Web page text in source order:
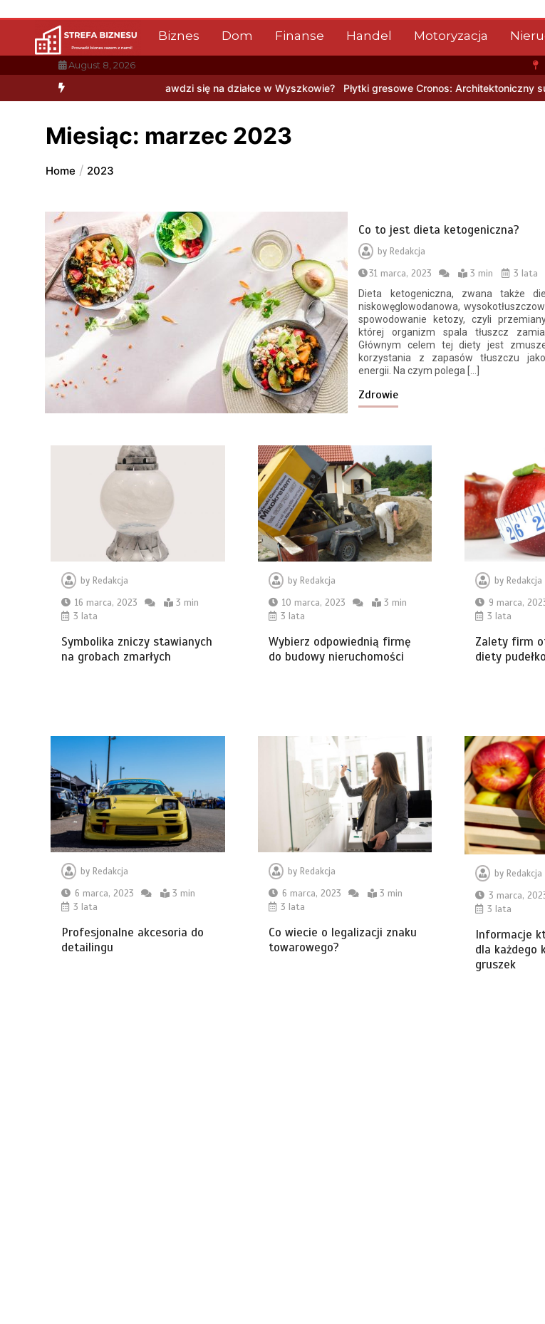
content
Biznes Dom Finanse Handel Motoryzacja
August 8, 2026
Co lepiej sprawdzi się na działce w Wyszkowie? Płytki gresowe Cronos: Architektoniczny surowiec, kamienny
Miesiąc: marzec 2023
Home 2023
Co to jest dieta ketogeniczna?
by Redakcja
31 marca, 2023
3 min
3 lata
Dieta ketogeniczna, zwana także
niskowęglowodanowa,
spowodowanie ketozy, czyli
której organizm spala tłuszcz
Głównym celem tej diety jest
korzystania z zapasów tłuszczu
energii. Na czym polega […]
Zdrowie
by Redakcja
16 marca, 2023
3 min
3 lata
Symbolika zniczy stawianych
na grobach zmarłych
by Redakcja
10 marca, 2023
3 min
3 lata
Wybierz odpowiednią firmę
do budowy nieruchomości
by Redakcja
9 marca,
3 lata
Zalety firm
diety
by Redakcja
6 marca, 2023
3 min
3 lata
Profesjonalne akcesoria do
detailingu
by Redakcja
6 marca, 2023
3 min
3 lata
Co wiecie o legalizacji znaku
towarowego?
by Redakcja
3 marca,
3 lata
Informacje
dla każdego
gruszek